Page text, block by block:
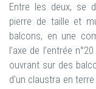
Entre les deux, se
pierre de taille et
balcons, en une
l’axe de l’entrée
ouvrant sur des
d’un claustra en